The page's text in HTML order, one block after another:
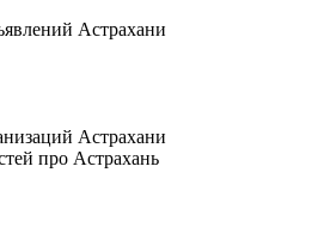
Астрахани
Астрахани
про Астрахань